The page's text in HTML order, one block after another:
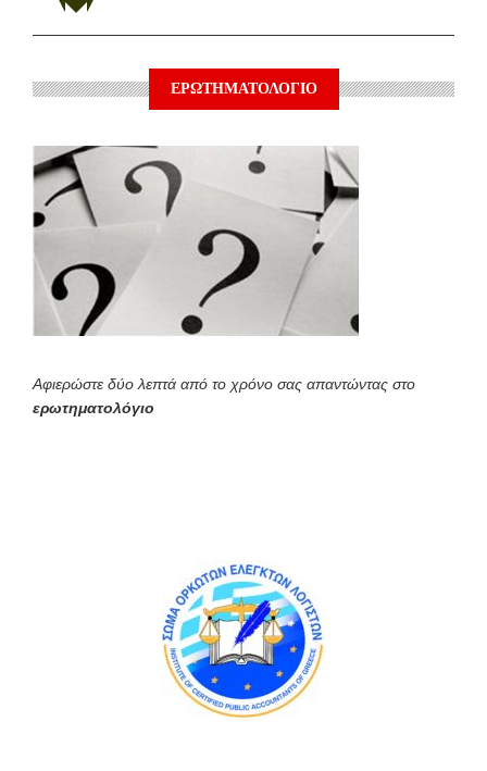
ΕΡΩΤΗΜΑΤΟΛΟΓΙΟ
Αφιερώστε δύο λεπτά από το χρόνο σας απαντώντας στο
ερωτηματολόγιο